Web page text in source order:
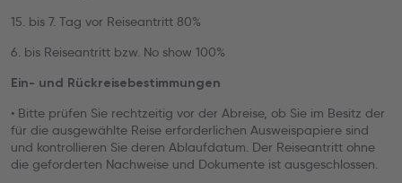
15. bis 7. Tag vor Reiseantritt 80%
6. bis Reiseantritt bzw. No show 100%
Ein- und Rückreisebestimmungen
• Bitte prüfen Sie rechtzeitig vor der Abreise, ob Sie im Besitz der
für die ausgewählte Reise erforderlichen Ausweispapiere sind
und kontrollieren Sie deren Ablaufdatum. Der Reiseantritt ohne
die geforderten Nachweise und Dokumente ist ausgeschlossen.